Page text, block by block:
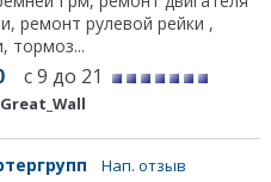
ремонт рулевой рейки ,
тормоз...
с 9 до 21
Great_Wall
Нап. отзыв